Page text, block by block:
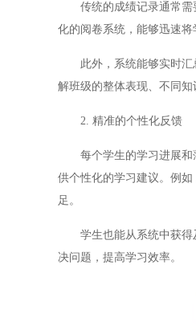
传统的成绩记录通常需要
化的阅卷系统，能够迅速
此外，系统能够实时汇总
解班级的整体表现、不同知
2. 精准的个性化反馈
每个学生的学习进展和薄
供个性化的学习建议。例
足。
学生也能从系统中获得及
决问题，提高学习效率。